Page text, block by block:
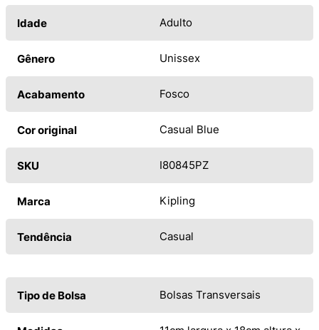
Idade Adulto
Gênero Unissex
Acabamento Fosco
Cor original Casual Blue
SKU I80845PZ
Marca Kipling
Tendência Casual
Tipo de Bolsa Bolsas Transversais